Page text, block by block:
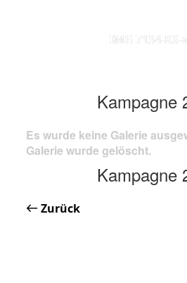
IMG 7134-KS-
Kampagne
Es wurde keine Galerie
Galerie wurde gelöscht.
Kampagne
Zurück